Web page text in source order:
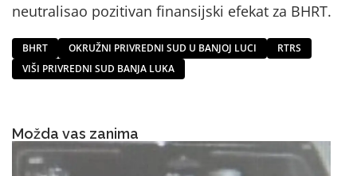
neutralisao pozitivan finansijski efekat za BHRT.
BHRT OKRUŽNI PRIVREDNI SUD U BANJOJ LUCI
RTRS
VIŠI PRIVREDNI SUD BANJA LUKA
Možda vas zanima